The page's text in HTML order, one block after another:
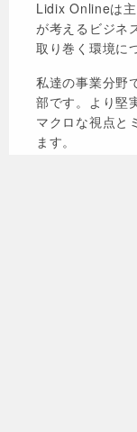
Lidix Onlineは
が考えるビジネ
取り巻く環境に
私達の事業分野
部です。より堅
マクロな視点と
ます。